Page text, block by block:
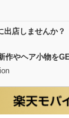
出店しませんか
作やヘア小物を